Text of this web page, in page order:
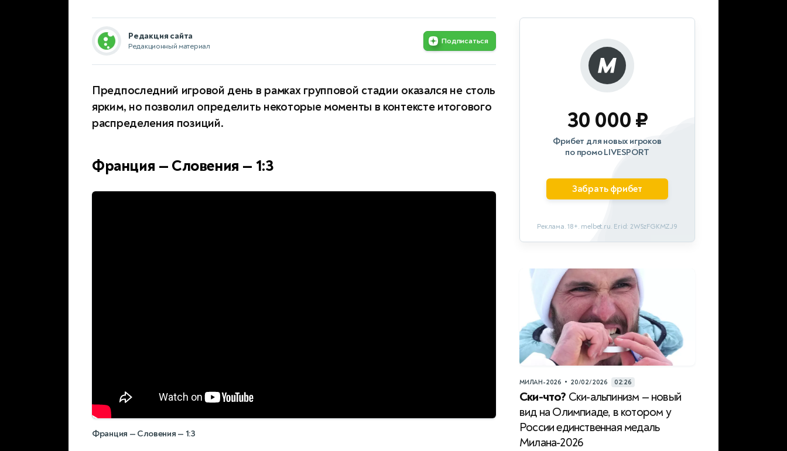
Редакция сайта
Редакционный материал
Подписаться
Предпоследний игровой день в рамках групповой стадии оказался не столь
ярким, но позволил определить некоторые моменты в контексте итогового
распределения позиций.
Франция — Словения — 1:3
Франция — Словения — 1:3
30 000 ₽
Фрибет для новых игроков
по промо LIVESPORT
Забрать фрибет
Реклама. 18+. melbet.ru. Erid: 2W5zFGKMZJ9
МИЛАН-2026 • 20/02/2026 02:26
Ски-что? Ски-альпинизм — новый
вид на Олимпиаде, в котором у
России единственная медаль
Милана-2026